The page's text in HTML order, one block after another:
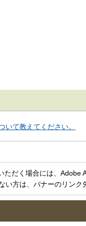
て教えてください。
ただく場合には、Adobe
い方は、バナーのリンク